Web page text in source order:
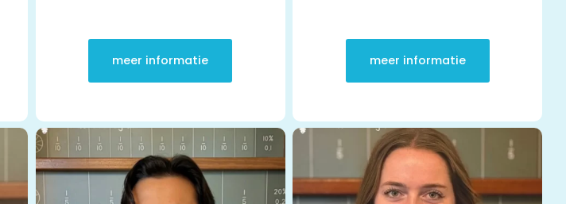
Vacatures
meer informatie meer informatie